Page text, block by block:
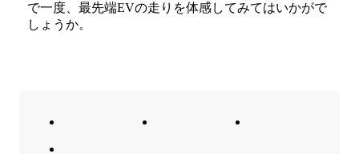
で一度、最先端EVの走りを体感してみてはいかがで
しょうか。